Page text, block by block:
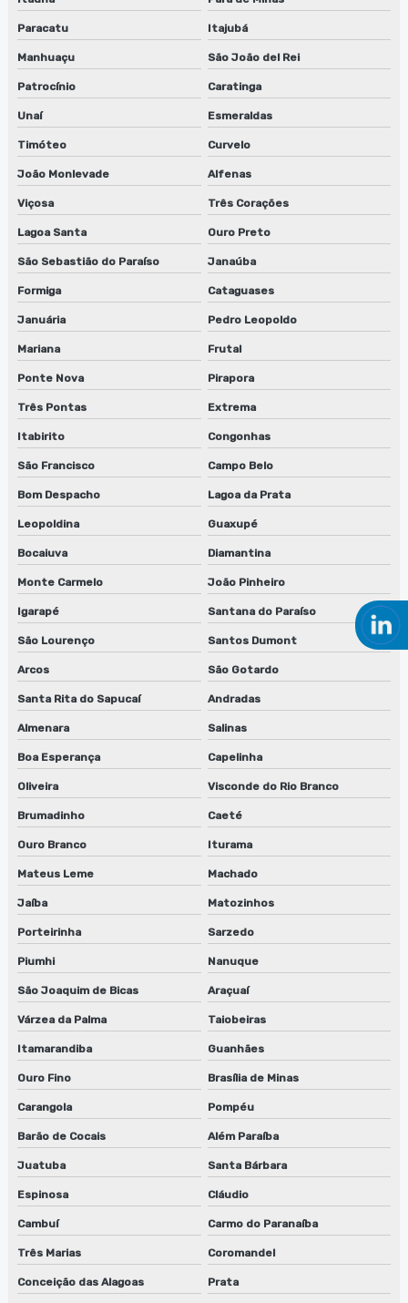
Lavadoras de clichês
Limpeza de anilox
Limpeza de cilindros anilox
Limpeza de clichês flexográficos
Manutenção de lavadora de anilox
Manutenção de lavadora de anilox em são paulo
Manutenção de lavadora de anilox em sp
Manutenção de lavadora de cilindros em jundiaí
Manutenção de lavadora de cilindros em são paulo
Manutenção de lavadora de cilindros em sp
Manutenção de lavadora de clichês
Manutenção de lavadora de clichês em são paulo
Manutenção de lavadora de clichês em sp
Manutenção de lavadora de peças biodegradáveis
Manutenção de lavadora de peças biodegradáveis em sp
Manutenção de máquina de limpeza de equipamentos
Manutenção de máquina de limpeza de equipamentos em
jundiaí
Manutenção de máquina de limpeza de equipamentos em sp
Manutenção de sugador de refiles
Máquina lavadora de anilox
Máquina lavadora de clichês
Máquina de limpeza de anilox
Máquina para limpeza de peças
Máquinas para limpeza de cilindros
Máquinas de limpeza de equipamentos
Reciclador de solventes preço
Reparo de lavadora de anilox
Reparo de lavadora de cilindros
Reparo de lavadora de cilindros em jundiaí
Reparo de lavadora de cilindros em são paulo
Reparo de lavadora de cilindros em sp
Paracatu Itajubá
Manhuaçu São João del Rei
Patrocínio Caratinga
Unaí Esmeraldas
Timóteo Curvelo
João Monlevade Alfenas
Viçosa Três Corações
Lagoa Santa Ouro Preto
São Sebastião do Paraíso Janaúba
Formiga Cataguases
Januária Pedro Leopoldo
Mariana Frutal
Ponte Nova Pirapora
Três Pontas Extrema
Itabirito Congonhas
São Francisco Campo Belo
Bom Despacho Lagoa da Prata
Leopoldina Guaxupé
Bocaiuva Diamantina
Monte Carmelo João Pinheiro
Igarapé Santana do Paraíso
São Lourenço Santos Dumont
Arcos São Gotardo
Santa Rita do Sapucaí Andradas
Almenara Salinas
Boa Esperança Capelinha
Oliveira Visconde do Rio Branco
Brumadinho Caeté
Ouro Branco Iturama
Mateus Leme Machado
Jaíba Matozinhos
Porteirinha Sarzedo
Piumhi Nanuque
São Joaquim de Bicas Araçuaí
Várzea da Palma Taiobeiras
Itamarandiba Guanhães
Ouro Fino Brasília de Minas
Carangola Pompéu
Barão de Cocais Além Paraíba
Juatuba Santa Bárbara
Espinosa Cláudio
Cambuí Carmo do Paranaíba
Três Marias Coromandel
Conceição das Alagoas Prata